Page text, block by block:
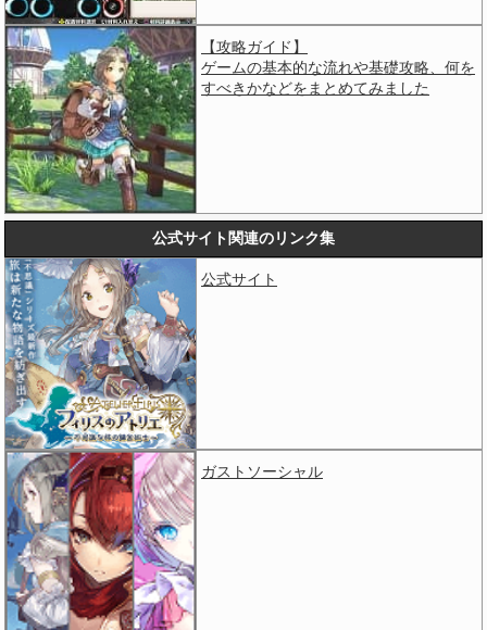
【攻略ガイド】
ゲームの基本的な流れや基礎攻略、何を
すべきかなどをまとめてみました
公式サイト関連のリンク集
公式サイト
ガストソーシャル